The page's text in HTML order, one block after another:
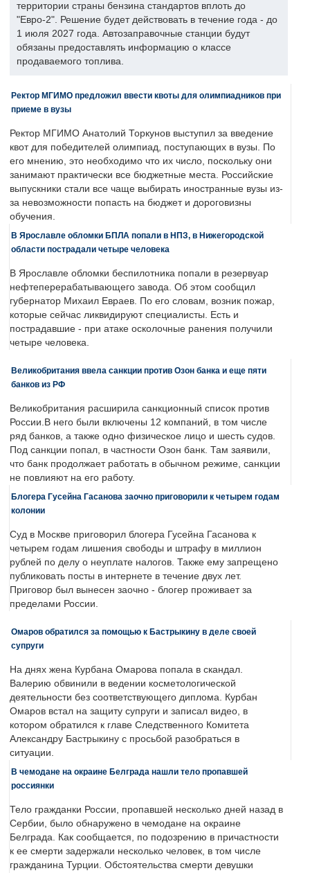
территории страны бензина стандартов вплоть до
"Евро-2". Решение будет действовать в течение года - до
1 июля 2027 года. Автозаправочные станции будут
обязаны предоставлять информацию о классе
продаваемого топлива.
Ректор МГИМО предложил ввести квоты для олимпиадников при
приеме в вузы
Ректор МГИМО Анатолий Торкунов выступил за введение
квот для победителей олимпиад, поступающих в вузы. По
его мнению, это необходимо что их число, поскольку они
занимают практически все бюджетные места. Российские
выпускники стали все чаще выбирать иностранные вузы из-
за невозможности попасть на бюджет и дороговизны
обучения.
В Ярославле обломки БПЛА попали в НПЗ, в Нижегородской
области пострадали четыре человека
В Ярославле обломки беспилотника попали в резервуар
нефтеперерабатывающего завода. Об этом сообщил
губернатор Михаил Евраев. По его словам, возник пожар,
которые сейчас ликвидируют специалисты. Есть и
пострадавшие - при атаке осколочные ранения получили
четыре человека.
Великобритания ввела санкции против Озон банка и еще пяти
банков из РФ
Великобритания расширила санкционный список против
России.В него были включены 12 компаний, в том числе
ряд банков, а также одно физическое лицо и шесть судов.
Под санкции попал, в частности Озон банк. Там заявили,
что банк продолжает работать в обычном режиме, санкции
не повлияют на его работу.
Блогера Гусейна Гасанова заочно приговорили к четырем годам
колонии
Суд в Москве приговорил блогера Гусейна Гасанова к
четырем годам лишения свободы и штрафу в миллион
рублей по делу о неуплате налогов. Также ему запрещено
публиковать посты в интернете в течение двух лет.
Приговор был вынесен заочно - блогер проживает за
пределами России.
Омаров обратился за помощью к Бастрыкину в деле своей
супруги
На днях жена Курбана Омарова попала в скандал.
Валерию обвинили в ведении косметологической
деятельности без соответствующего диплома. Курбан
Омаров встал на защиту супруги и записал видео, в
котором обратился к главе Следственного Комитета
Александру Бастрыкину с просьбой разобраться в
ситуации.
В чемодане на окраине Белграда нашли тело пропавшей
россиянки
Тело гражданки России, пропавшей несколько дней назад в
Сербии, было обнаружено в чемодане на окраине
Белграда. Как сообщается, по подозрению в причастности
к ее смерти задержали несколько человек, в том числе
гражданина Турции. Обстоятельства смерти девушки